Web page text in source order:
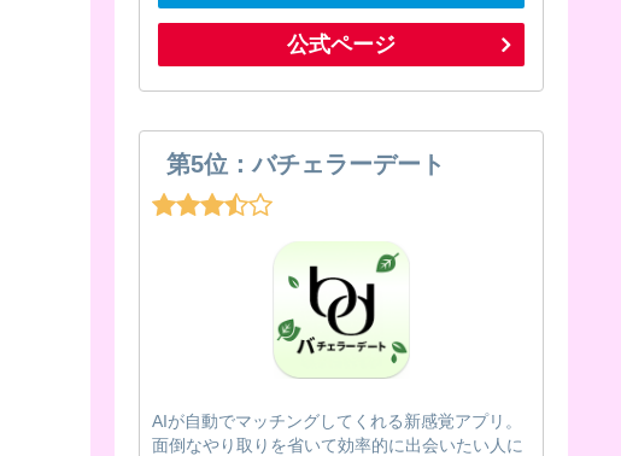
公式ページ
第5位：バチェラーデート
AIが自動でマッチングしてくれる新感覚アプリ。
面倒なやり取りを省いて効率的に出会いたい人に